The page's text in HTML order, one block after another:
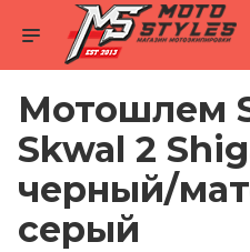
Мотошлем
Skwal 2
черный/
серый